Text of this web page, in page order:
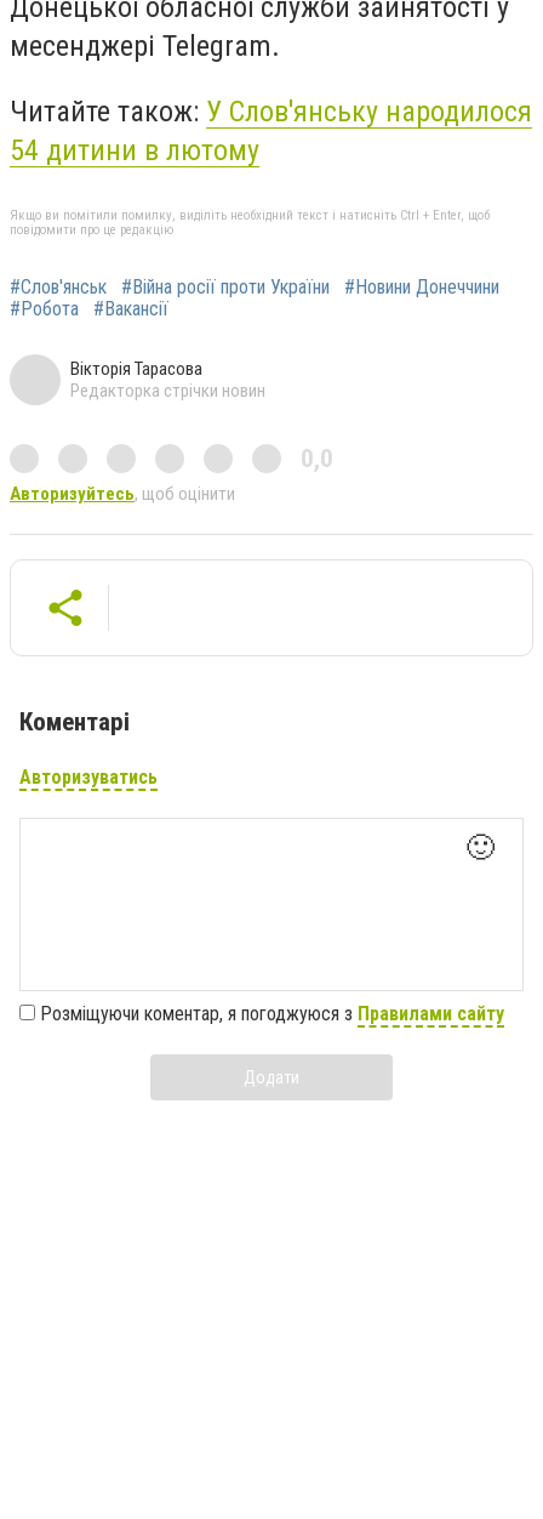
Донецької обласної служби зайнятості у
месенджері Telegram.
Читайте також: У Слов'янську народилося
54 дитини в лютому
Якщо ви помітили помилку, виділіть необхідний текст і натисніть Ctrl + Enter, щоб
повідомити про це редакцію
#Слов'янськ #Війна росії проти України
#Новини Донеччини
#Робота
#Вакансії
Вікторія Тарасова
Редакторка стрічки новин
0,0
Авторизуйтесь, щоб оцінити
Коментарі
Авторизуватись
🙂
Розміщуючи коментар, я погоджуюся з Правилами сайту
Додати